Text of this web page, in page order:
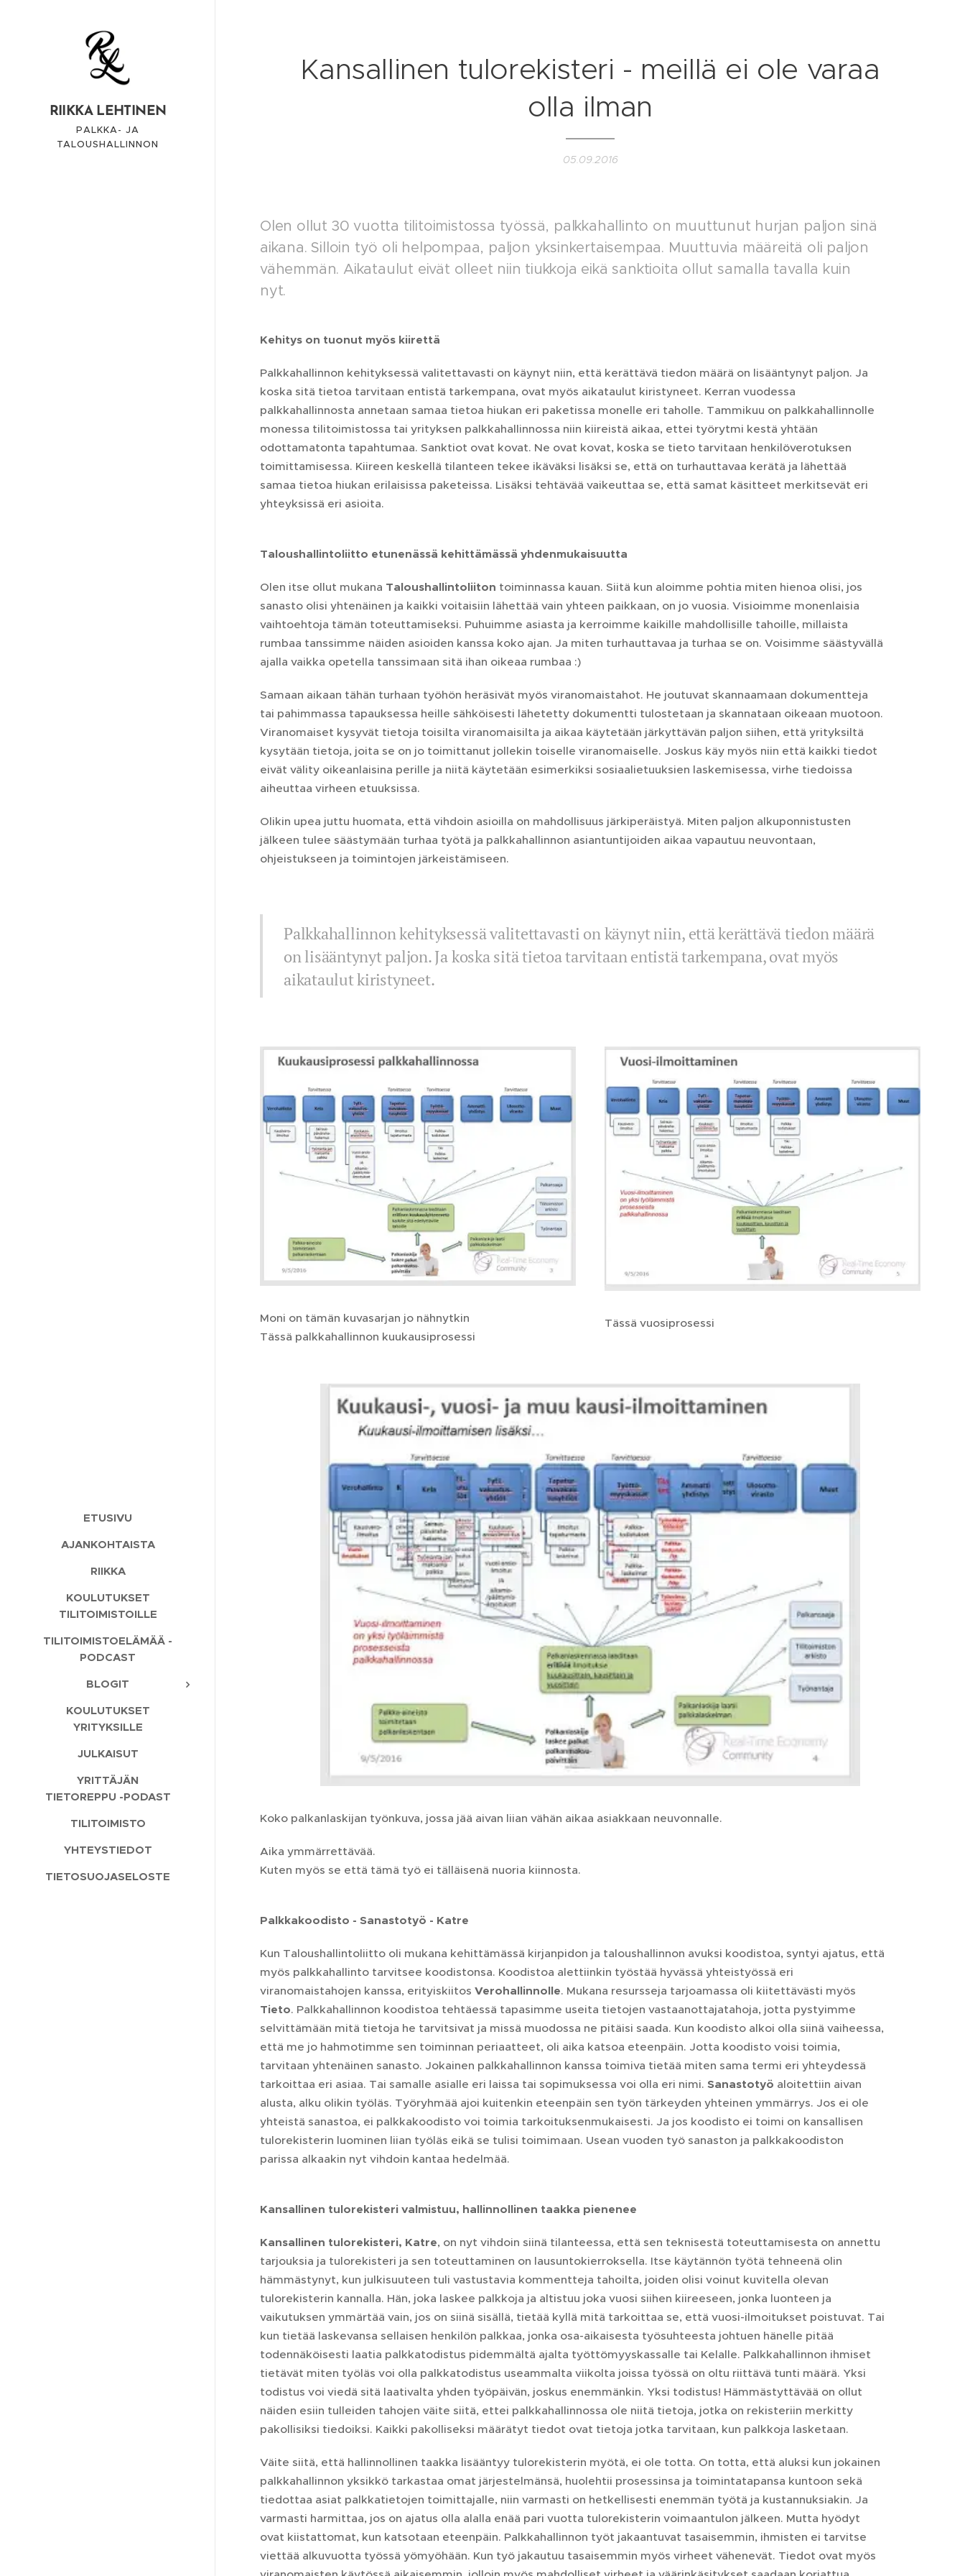
RIIKKA LEHTINEN
PALKKA- JA
TALOUSHALLINNON
ETUSIVU
AJANKOHTAISTA
RIIKKA
KOULUTUKSET
TILITOIMISTOILLE
TILITOIMISTOELÄMÄÄ -
PODCAST
BLOGIT
KOULUTUKSET
YRITYKSILLE
JULKAISUT
YRITTÄJÄN
TIETOREPPU -PODAST
TILITOIMISTO
YHTEYSTIEDOT
TIETOSUOJASELOSTE
Kansallinen tulorekisteri - meillä ei ole varaa
olla ilman
05.09.2016
Olen ollut 30 vuotta tilitoimistossa työssä, palkkahallinto on muuttunut hurjan paljon sinä
aikana. Silloin työ oli helpompaa, paljon yksinkertaisempaa. Muuttuvia määreitä oli paljon
vähemmän. Aikataulut eivät olleet niin tiukkoja eikä sanktioita ollut samalla tavalla kuin
nyt.
Kehitys on tuonut myös kiirettä
Palkkahallinnon kehityksessä valitettavasti on käynyt niin, että kerättävä tiedon määrä on lisääntynyt paljon. Ja
koska sitä tietoa tarvitaan entistä tarkempana, ovat myös aikataulut kiristyneet. Kerran vuodessa
palkkahallinnosta annetaan samaa tietoa hiukan eri paketissa monelle eri taholle. Tammikuu on palkkahallinnolle
monessa tilitoimistossa tai yrityksen palkkahallinnossa niin kiireistä aikaa, ettei työrytmi kestä yhtään
odottamatonta tapahtumaa. Sanktiot ovat kovat. Ne ovat kovat, koska se tieto tarvitaan henkilöverotuksen
toimittamisessa. Kiireen keskellä tilanteen tekee ikäväksi lisäksi se, että on turhauttavaa kerätä ja lähettää
samaa tietoa hiukan erilaisissa paketeissa. Lisäksi tehtävää vaikeuttaa se, että samat käsitteet merkitsevät eri
yhteyksissä eri asioita.
Taloushallintoliitto etunenässä kehittämässä yhdenmukaisuutta
Olen itse ollut mukana Taloushallintoliiton toiminnassa kauan. Siitä kun aloimme pohtia miten hienoa olisi, jos
sanasto olisi yhtenäinen ja kaikki voitaisiin lähettää vain yhteen paikkaan, on jo vuosia. Visioimme monenlaisia
vaihtoehtoja tämän toteuttamiseksi. Puhuimme asiasta ja kerroimme kaikille mahdollisille tahoille, millaista
rumbaa tanssimme näiden asioiden kanssa koko ajan. Ja miten turhauttavaa ja turhaa se on. Voisimme säästyvällä
ajalla vaikka opetella tanssimaan sitä ihan oikeaa rumbaa :)
Samaan aikaan tähän turhaan työhön heräsivät myös viranomaistahot. He joutuvat skannaamaan dokumentteja
tai pahimmassa tapauksessa heille sähköisesti lähetetty dokumentti tulostetaan ja skannataan oikeaan muotoon.
Viranomaiset kysyvät tietoja toisilta viranomaisilta ja aikaa käytetään järkyttävän paljon siihen, että yrityksiltä
kysytään tietoja, joita se on jo toimittanut jollekin toiselle viranomaiselle. Joskus käy myös niin että kaikki tiedot
eivät välity oikeanlaisina perille ja niitä käytetään esimerkiksi sosiaalietuuksien laskemisessa, virhe tiedoissa
aiheuttaa virheen etuuksissa.
Olikin upea juttu huomata, että vihdoin asioilla on mahdollisuus järkiperäistyä. Miten paljon alkuponnistusten
jälkeen tulee säästymään turhaa työtä ja palkkahallinnon asiantuntijoiden aikaa vapautuu neuvontaan,
ohjeistukseen ja toimintojen järkeistämiseen.
Palkkahallinnon kehityksessä valitettavasti on käynyt niin, että kerättävä tiedon määrä
on lisääntynyt paljon. Ja koska sitä tietoa tarvitaan entistä tarkempana, ovat myös
aikataulut kiristyneet.
Moni on tämän kuvasarjan jo nähnytkin
Tässä palkkahallinnon kuukausiprosessi
Tässä vuosiprosessi
Koko palkanlaskijan työnkuva, jossa jää aivan liian vähän aikaa asiakkaan neuvonnalle.
Aika ymmärrettävää.
Kuten myös se että tämä työ ei tälläisenä nuoria kiinnosta.
Palkkakoodisto - Sanastotyö - Katre
Kun Taloushallintoliitto oli mukana kehittämässä kirjanpidon ja taloushallinnon avuksi koodistoa, syntyi ajatus, että
myös palkkahallinto tarvitsee koodistonsa. Koodistoa alettiinkin työstää hyvässä yhteistyössä eri
viranomaistahojen kanssa, erityiskiitos Verohallinnolle. Mukana resursseja tarjoamassa oli kiitettävästi myös
Tieto. Palkkahallinnon koodistoa tehtäessä tapasimme useita tietojen vastaanottajatahoja, jotta pystyimme
selvittämään mitä tietoja he tarvitsivat ja missä muodossa ne pitäisi saada. Kun koodisto alkoi olla siinä vaiheessa,
että me jo hahmotimme sen toiminnan periaatteet, oli aika katsoa eteenpäin. Jotta koodisto voisi toimia,
tarvitaan yhtenäinen sanasto. Jokainen palkkahallinnon kanssa toimiva tietää miten sama termi eri yhteydessä
tarkoittaa eri asiaa. Tai samalle asialle eri laissa tai sopimuksessa voi olla eri nimi. Sanastotyö aloitettiin aivan
alusta, alku olikin työläs. Työryhmää ajoi kuitenkin eteenpäin sen työn tärkeyden yhteinen ymmärrys. Jos ei ole
yhteistä sanastoa, ei palkkakoodisto voi toimia tarkoituksenmukaisesti. Ja jos koodisto ei toimi on kansallisen
tulorekisterin luominen liian työläs eikä se tulisi toimimaan. Usean vuoden työ sanaston ja palkkakoodiston
parissa alkaakin nyt vihdoin kantaa hedelmää.
Kansallinen tulorekisteri valmistuu, hallinnollinen taakka pienenee
Kansallinen tulorekisteri, Katre, on nyt vihdoin siinä tilanteessa, että sen teknisestä toteuttamisesta on annettu
tarjouksia ja tulorekisteri ja sen toteuttaminen on lausuntokierroksella. Itse käytännön työtä tehneenä olin
hämmästynyt, kun julkisuuteen tuli vastustavia kommentteja tahoilta, joiden olisi voinut kuvitella olevan
tulorekisterin kannalla. Hän, joka laskee palkkoja ja altistuu joka vuosi siihen kiireeseen, jonka luonteen ja
vaikutuksen ymmärtää vain, jos on siinä sisällä, tietää kyllä mitä tarkoittaa se, että vuosi-ilmoitukset poistuvat. Tai
kun tietää laskevansa sellaisen henkilön palkkaa, jonka osa-aikaisesta työsuhteesta johtuen hänelle pitää
todennäköisesti laatia palkkatodistus pidemmältä ajalta työttömyyskassalle tai Kelalle. Palkkahallinnon ihmiset
tietävät miten työläs voi olla palkkatodistus useammalta viikolta joissa työssä on oltu riittävä tunti määrä. Yksi
todistus voi viedä sitä laativalta yhden työpäivän, joskus enemmänkin. Yksi todistus! Hämmästyttävää on ollut
näiden esiin tulleiden tahojen väite siitä, ettei palkkahallinnossa ole niitä tietoja, jotka on rekisteriin merkitty
pakollisiksi tiedoiksi. Kaikki pakolliseksi määrätyt tiedot ovat tietoja jotka tarvitaan, kun palkkoja lasketaan.
Väite siitä, että hallinnollinen taakka lisääntyy tulorekisterin myötä, ei ole totta. On totta, että aluksi kun jokainen
palkkahallinnon yksikkö tarkastaa omat järjestelmänsä, huolehtii prosessinsa ja toimintatapansa kuntoon sekä
tiedottaa asiat palkkatietojen toimittajalle, niin varmasti on hetkellisesti enemmän työtä ja kustannuksiakin. Ja
varmasti harmittaa, jos on ajatus olla alalla enää pari vuotta tulorekisterin voimaantulon jälkeen. Mutta hyödyt
ovat kiistattomat, kun katsotaan eteenpäin. Palkkahallinnon työt jakaantuvat tasaisemmin, ihmisten ei tarvitse
viettää alkuvuotta työssä yömyöhään. Kun työ jakautuu tasaisemmin myös virheet vähenevät. Tiedot ovat myös